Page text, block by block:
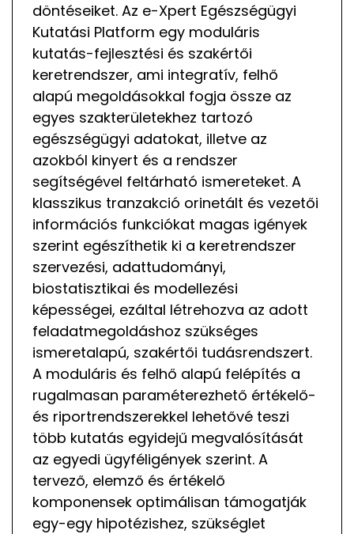
döntéseiket. Az e-Xpert Egészségügyi
Kutatási Platform egy moduláris
kutatás-fejlesztési és szakértői
keretrendszer, ami integratív, felhő
alapú megoldásokkal fogja össze az
egyes szakterületekhez tartozó
egészségügyi adatokat, illetve az
azokból kinyert és a rendszer
segítségével feltárható ismereteket. A
klasszikus tranzakció orinetált és vezetői
információs funkciókat magas igények
szerint egészíthetik ki a keretrendszer
szervezési, adattudományi,
biostatisztikai és modellezési
képességei, ezáltal létrehozva az adott
feladatmegoldáshoz szükséges
ismeretalapú, szakértői tudásrendszert.
A moduláris és felhő alapú felépítés a
rugalmasan paraméterezhető értékelő-
és riportrendszerekkel lehetővé teszi
több kutatás egyidejű megvalósítását
az egyedi ügyféligények szerint. A
tervező, elemző és értékelő
komponensek optimálisan támogatják
egy-egy hipotézishez, szükséglet